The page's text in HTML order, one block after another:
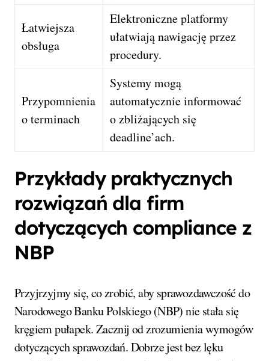
Łatwiejsza
obsługa
Elektroniczne platformy
ułatwiają nawigację przez
procedury.
Przypomnienia
o terminach
Systemy mogą
automatycznie informować
o zbliżających się
deadline’ach.
Przykłady praktycznych
rozwiązań dla firm
dotyczących compliance z
NBP
Przyjrzyjmy się, co zrobić, aby sprawozdawczość do
Narodowego Banku Polskiego (NBP) nie stała się
kręgiem pułapek. Zacznij od zrozumienia wymogów
dotyczących sprawozdań. Dobrze jest bez lęku